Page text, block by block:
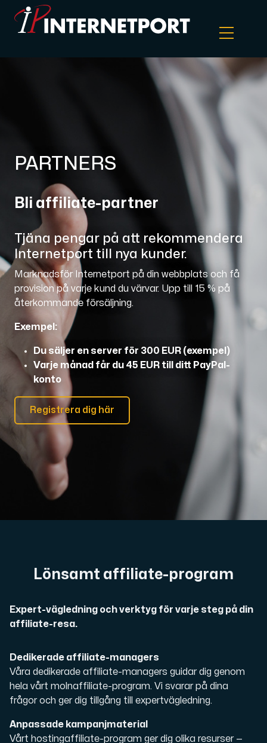
Cloud VPS
Webbhotell
Colocation
Internet Exchange
Domäner
Nätverksverktyg
S3-kompatibel, skalbar och prisvärd lagring.
Dedikerade servrar
Maximal prestanda med våra dedikerade AMD-servrar —
Dell PowerEdge
PARTNERS
Bli affiliate-partner
Tjäna pengar på att rekommendera
Internetport till nya kunder.
Marknadsför Internetport på din webbplats och få
provision på varje kund du värvar. Upp till 15 % på
återkommande försäljning.
Exempel:
Du säljer en server för 300 EUR (exempel)
Varje månad får du 45 EUR till ditt PayPal-
konto
Registrera dig här
Lönsamt affiliate-program
Expert-vägledning och verktyg för varje steg på din
affiliate-resa.
Dedikerade affiliate-managers
Våra dedikerade affiliate-managers guidar dig genom
hela vårt molnaffiliate-program. Vi svarar på dina
frågor och ger dig tillgång till expertvägledning.
Anpassade kampanjmaterial
Vårt hostingaffiliate-program ger dig olika resurser —